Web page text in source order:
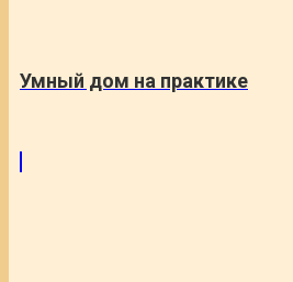
Умный дом на практике